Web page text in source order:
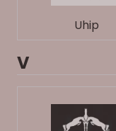
Uhip
V